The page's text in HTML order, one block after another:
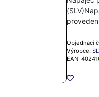
Objednací
Výrobce:
EAN: